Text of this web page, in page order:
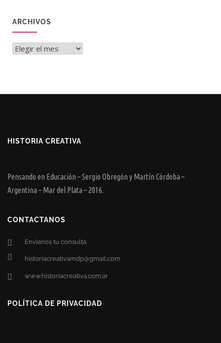
ARCHIVOS
Archivos
HISTORIA CREATIVA
Pensando en Educación – Sergio Obregón y Martín Córdoba –
Argentina – Mar del Plata – 2016.
CONTACTANOS
Envianos tu consulta
historiacreativamdp@gmail.com
www.historiacreativa.com.ar
POLÍTICA DE PRIVACIDAD